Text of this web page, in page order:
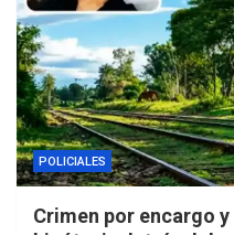
POLICIALES
Crimen por encargo y